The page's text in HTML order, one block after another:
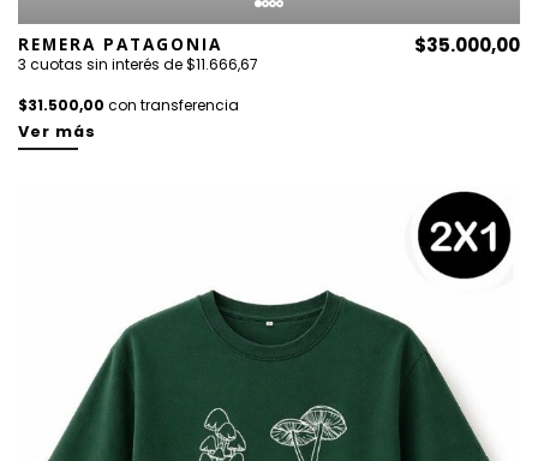
REMERA PATAGONIA
3 cuotas sin interés de $11.666,67
$31.500,00 con transferencia
$35.000,00
Ver más